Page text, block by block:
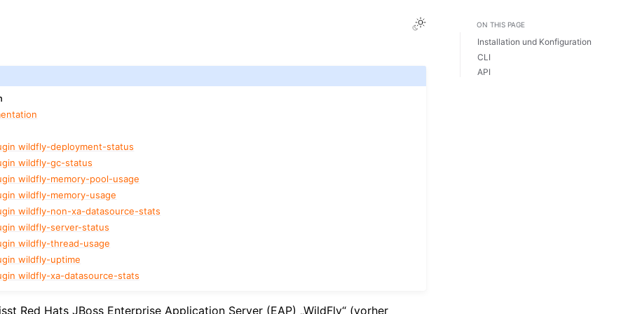
Toggle Light / Dark / Auto color theme
wildfly-deployment-status
wildfly-gc-status
wildfly-memory-pool-usage
wildfly-memory-usage
wildfly-non-xa-datasource-stats
wildfly-server-status
wildfly-thread-usage
wildfly-uptime
wildfly-xa-datasource-stats
Red Hats JBoss Enterprise Application Server (EAP) „WildFly“ (vorher
ON THIS PAGE
Installation und Konfiguration
CLI
API